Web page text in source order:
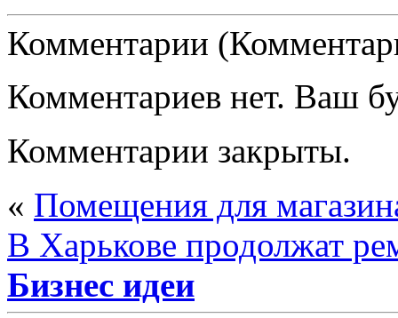
Комментарии
Комментариев нет. Ваш
Комментарии закрыты.
« Помещения для
В Харькове продолжат
Бизнес идеи